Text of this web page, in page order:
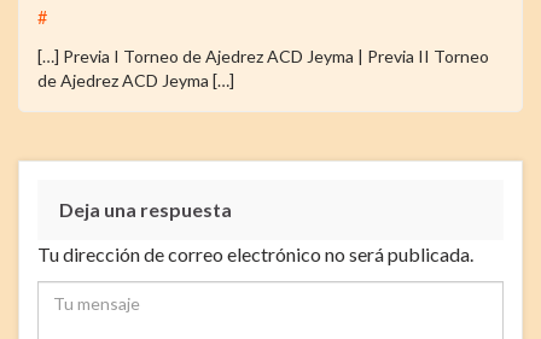
#
[…] Previa I Torneo de Ajedrez ACD Jeyma | Previa II Torneo
de Ajedrez ACD Jeyma […]
Deja una respuesta
Tu dirección de correo electrónico no será publicada.